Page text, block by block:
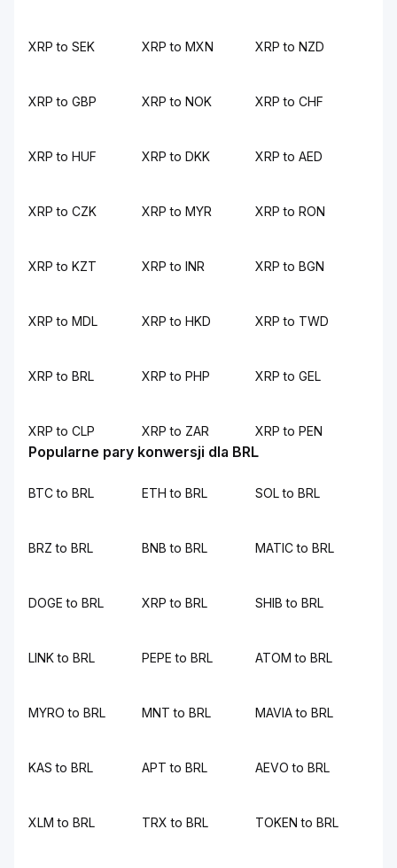
XRP to SEK XRP to MXN XRP to NZD
XRP to GBP XRP to NOK XRP to CHF
XRP to HUF XRP to DKK XRP to AED
XRP to CZK XRP to MYR XRP to RON
XRP to KZT XRP to INR XRP to BGN
XRP to MDL XRP to HKD XRP to TWD
XRP to BRL XRP to PHP XRP to GEL
XRP to CLP XRP to ZAR XRP to PEN
Popularne pary konwersji dla BRL
BTC to BRL ETH to BRL SOL to BRL
BRZ to BRL BNB to BRL MATIC to BRL
DOGE to BRL XRP to BRL SHIB to BRL
LINK to BRL PEPE to BRL ATOM to BRL
MYRO to BRL MNT to BRL MAVIA to BRL
KAS to BRL APT to BRL AEVO to BRL
XLM to BRL TRX to BRL TOKEN to BRL